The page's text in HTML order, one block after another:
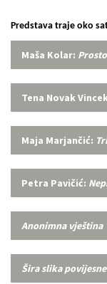
Predstava traje oko
Maša Kolar:
Tena Novak
Maja Marjančić:
Petra Pavičić:
Anonimna vještina
Šira slika